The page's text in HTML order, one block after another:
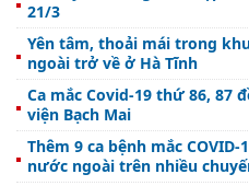
21/3
Yên tâm, thoải mái trong
ngoài trở về ở Hà Tĩnh
Ca mắc Covid-19 thứ 86, 87
viện Bạch Mai
Thêm 9 ca bệnh mắc
nước ngoài trên nhiều